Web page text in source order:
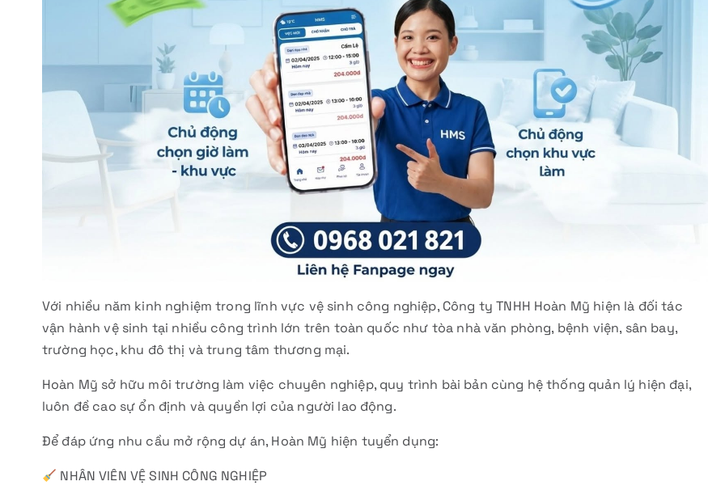
Với nhiều năm kinh nghiệm trong lĩnh vực vệ sinh công nghiệp, Công ty TNHH Hoàn Mỹ hiện là đối tác
vận hành vệ sinh tại nhiều công trình lớn trên toàn quốc như tòa nhà văn phòng, bệnh viện, sân bay,
trường học, khu đô thị và trung tâm thương mại.
Hoàn Mỹ sở hữu môi trường làm việc chuyên nghiệp, quy trình bài bản cùng hệ thống quản lý hiện đại,
luôn đề cao sự ổn định và quyền lợi của người lao động.
Để đáp ứng nhu cầu mở rộng dự án, Hoàn Mỹ hiện tuyển dụng:
NHÂN VIÊN VỆ SINH CÔNG NGHIỆP